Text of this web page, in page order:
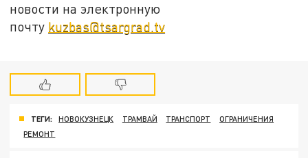
новости на электронную
почту kuzbas@tsargrad.tv
ТЕГИ: НОВОКУЗНЕЦК ТРАМВАЙ ТРАНСПОРТ
ОГРАНИЧЕНИЯ
РЕМОНТ